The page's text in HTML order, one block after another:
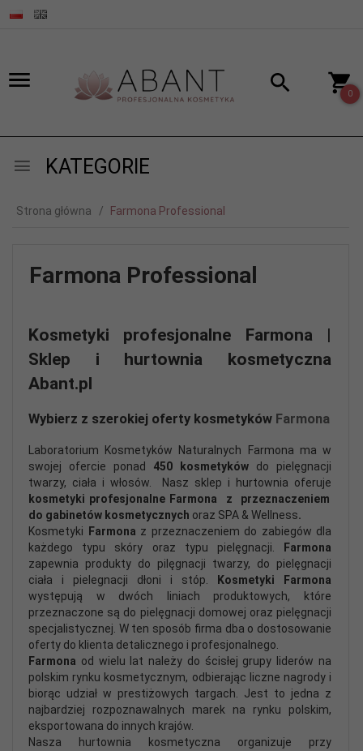
0
KATEGORIE
Strona główna Farmona Professional
Farmona Professional
Kosmetyki profesjonalne Farmona |
Sklep i hurtownia kosmetyczna
Abant.pl
Wybierz z szerokiej oferty kosmetyków Farmona
Laboratorium Kosmetyków Naturalnych Farmona ma w
swojej ofercie ponad 450 kosmetyków do pielęgnacji
twarzy, ciała i włosów. Nasz sklep i hurtownia oferuje
kosmetyki profesjonalne Farmona z przeznaczeniem
do gabinetów kosmetycznych oraz SPA & Wellness.
Kosmetyki Farmona z przeznaczeniem do zabiegów dla
każdego typu skóry oraz typu pielęgnacji. Farmona
zapewnia produkty do pilęgnacji twarzy, do pielęgnacji
ciała i pielegnacji dłoni i stóp. Kosmetyki
Farmona
występują w dwóch liniach produktowych, które
przeznaczone są do pielęgnacji domowej oraz pielęgnacji
specjalistycznej. W ten sposób firma dba o dostosowanie
oferty do klienta detalicznego i profesjonalnego.
Farmona od wielu lat należy do ścisłej grupy liderów na
polskim rynku kosmetycznym, odbierając liczne nagrody i
biorąc udział w prestiżowych targach. Jest to jedna z
najbardziej rozpoznawalnych marek na rynku polskim,
eksportowana do innych krajów.
Nasza hurtownia kosmetyczna organizuje przy